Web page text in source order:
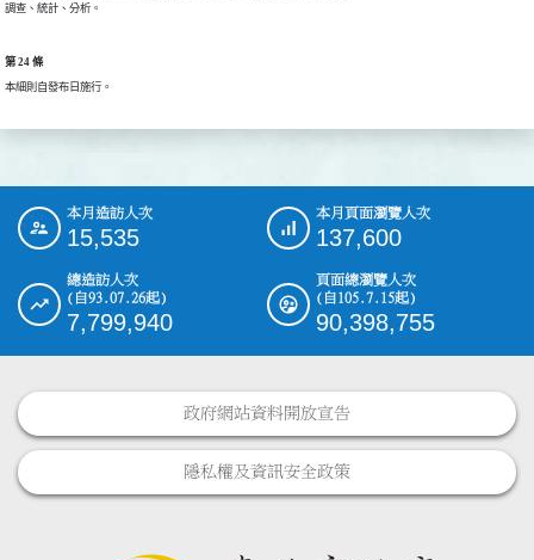
調查、統計、分析。
第 24 條
本細則自發布日施行。
::: 本月造訪人次
15,535
本月頁面瀏覽人次
137,600
總造訪人次
(自93.07.26起)
7,799,940
頁面總瀏覽人次
(自105.7.15起)
90,398,755
政府網站資料開放宣告
隱私權及資訊安全政策